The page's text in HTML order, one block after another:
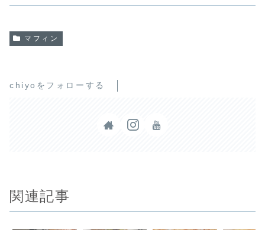
マフィン
chiyoをフォローする
関連記事